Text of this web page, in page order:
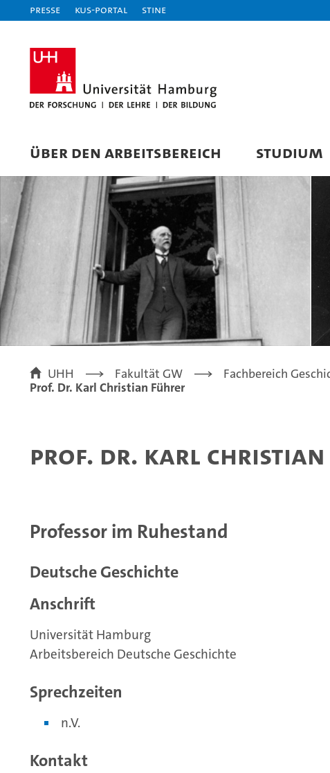
Presse KUS-Portal STiNE
ÜBER DEN ARBEITSBEREICH STUDIUM
UHH Fakultät GW Fachbereich
Prof. Dr. Karl Christian Führer
Prof. Dr. Karl
Professor im Ruhestand
Deutsche Geschichte
Anschrift
Universität Hamburg
Arbeitsbereich Deutsche Geschichte
Sprechzeiten
n.V.
Kontakt